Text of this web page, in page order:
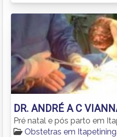
DR. ANDRÉ A C
Pré natal e pós parto em
Obstetras em